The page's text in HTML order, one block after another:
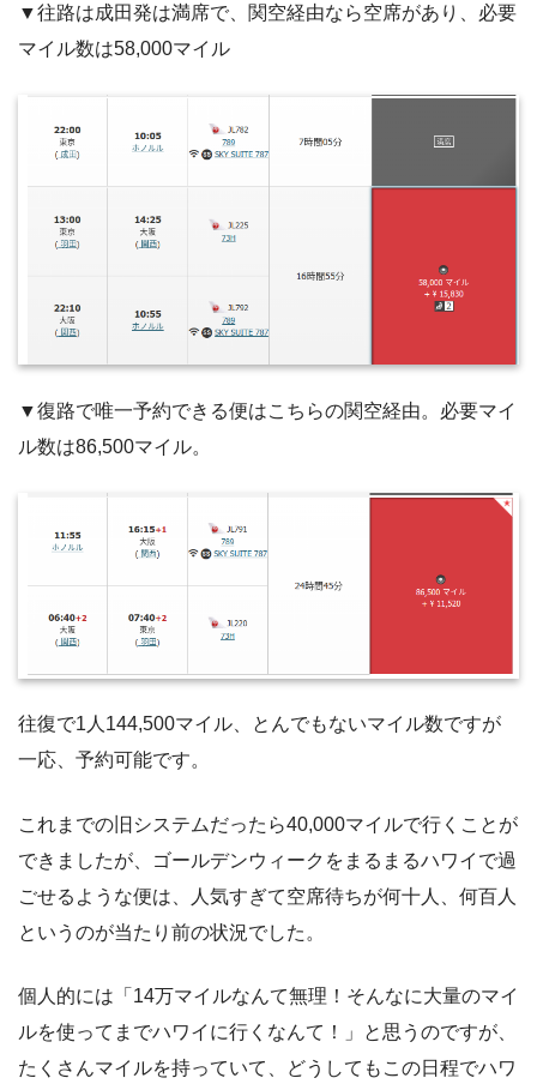
▼往路は成田発は満席で、関空経由なら空席があり、必要
マイル数は58,000マイル
▼復路で唯一予約できる便はこちらの関空経由。必要マイ
ル数は86,500マイル。
往復で1人144,500マイル、とんでもないマイル数ですが
一応、予約可能です。
これまでの旧システムだったら40,000マイルで行くことが
できましたが、ゴールデンウィークをまるまるハワイで過
ごせるような便は、人気すぎて空席待ちが何十人、何百人
というのが当たり前の状況でした。
個人的には「14万マイルなんて無理！そんなに大量のマイ
ルを使ってまでハワイに行くなんて！」と思うのですが、
たくさんマイルを持っていて、どうしてもこの日程でハワ